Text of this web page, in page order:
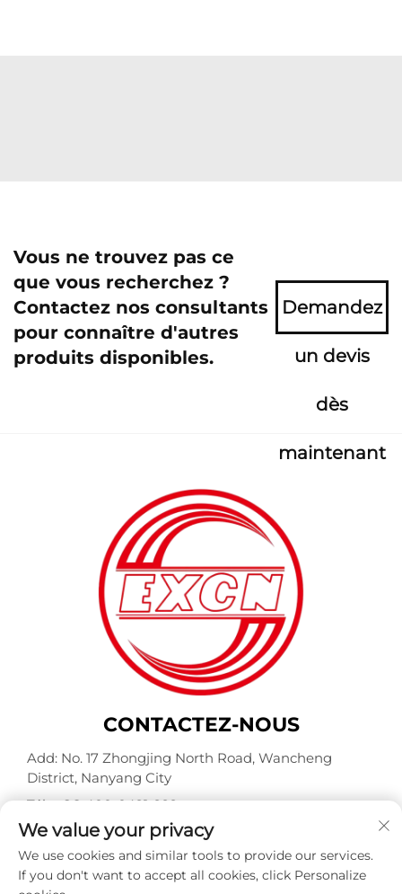
Vous ne trouvez pas ce
que vous recherchez ?
Contactez nos consultants
pour connaître d'autres
produits disponibles.
Demandez
un devis
dès
maintenant
CONTACTEZ-NOUS
Add: No. 17 Zhongjing North Road, Wancheng
District, Nanyang City
Tél. :+86-400-0491-999
Courriel :[email protected]
We value your privacy
We use cookies and similar tools to provide our services.
If you don't want to accept all cookies, click Personalize